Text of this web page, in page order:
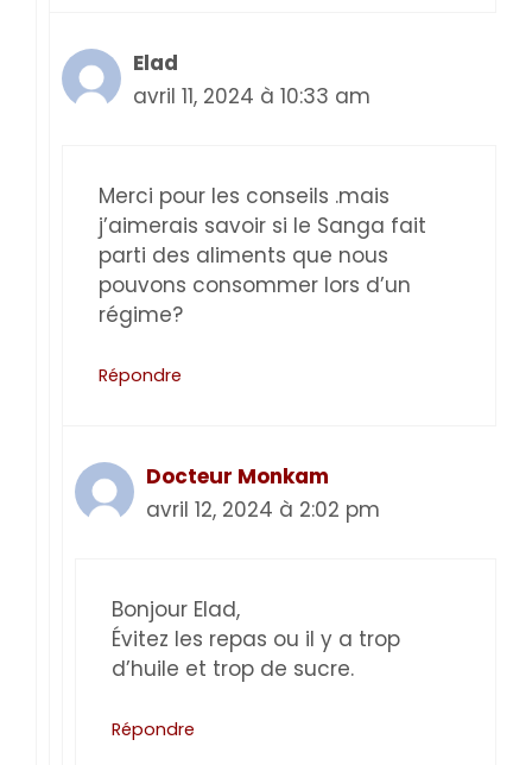
Elad
avril 11, 2024 à 10:33 am
Merci pour les conseils .mais
j’aimerais savoir si le Sanga fait
parti des aliments que nous
pouvons consommer lors d’un
régime?
Répondre
Docteur Monkam
avril 12, 2024 à 2:02 pm
Bonjour Elad,
Évitez les repas ou il y a trop
d’huile et trop de sucre.
Répondre